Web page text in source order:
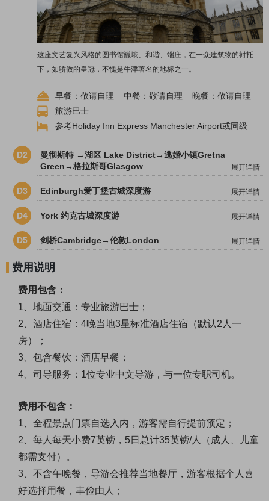
这座文艺复兴风格的图书馆巍峨、和谐、端庄，在一众建筑物的衬托
下，如骄傲的皇冠，不愧是牛津著名的地标之一。
早餐：敬请自理 中餐：敬请自理 晚餐：敬请自理
旅游巴士
参考Holiday Inn Express Manchester Airport或同级
D2
曼彻斯特 →湖区 Lake District→逃婚小镇Gretna
Green→格拉斯哥Glasgow
展开详情
D3 Edinburgh爱丁堡古城深度游 展开详情
D4 York 约克古城深度游 展开详情
D5 剑桥Cambridge→伦敦London 展开详情
费用说明
费用包含：
1、地面交通：专业旅游巴士；
2、酒店住宿：4晚当地3星标准酒店住宿（默认2人一
房）；
3、包含餐饮：酒店早餐；
4、司导服务：1位专业中文导游，与一位专职司机。
费用不包含：
1、 全程景点门票自选入内，游客需自行提前预定；
2、 每人每天小费7英镑，5日总计35英镑/人（成人、儿童
都需支付）。
3、 不含午晚餐，导游会推荐当地餐厅，游客根据个人喜
好选择用餐，丰俭由人；